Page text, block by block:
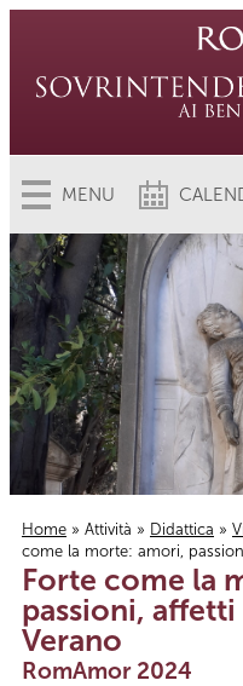
MENU
Tu sei qui
Home » Attività » Didattica »
come la morte: amori,
Forte come la
passioni,
Verano
RomAmor 2024